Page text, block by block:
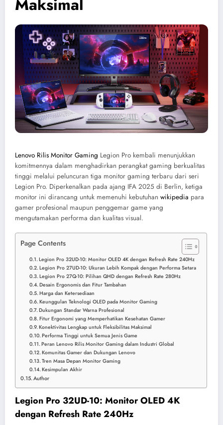
Lenovo Rilis Monitor Gaming Legion Pro kembali menunjukkan
komitmennya dalam menghadirkan perangkat gaming berkualitas
tinggi melalui peluncuran tiga monitor gaming terbaru dari seri
Legion Pro. Diperkenalkan pada ajang IFA 2025 di Berlin, ketiga
monitor ini dirancang untuk memenuhi kebutuhan wikipedia para
gamer profesional maupun penggemar game yang
mengutamakan performa dan kualitas visual.
Page Contents
Legion Pro 32UD-10: Monitor OLED 4K dengan Refresh Rate 240Hz
Legion Pro 27UD-10: Ukuran Lebih Kompak dengan Performa Setara
Legion Pro 27Q-10: Pilihan QHD dengan Refresh Rate 280Hz
Desain Ergonomis dan Fitur Tambahan
Harga dan Ketersediaan
Keunggulan Teknologi OLED pada Monitor Gaming
Dukungan Standar Warna Profesional
Fitur Ergonomi yang Memperhatikan Kesehatan Gamer
Konektivitas Lengkap untuk Fleksibilitas Maksimal
Performa Tinggi untuk Semua Jenis Game
Peran Lenovo Rilis Monitor Gaming dalam Industri Global
Komunitas Gamer dan Dukungan Lenovo
Tren Masa Depan Monitor Gaming
Kesimpulan Akhir
Author
Legion Pro 32UD-10: Monitor OLED 4K
dengan Refresh Rate 240Hz